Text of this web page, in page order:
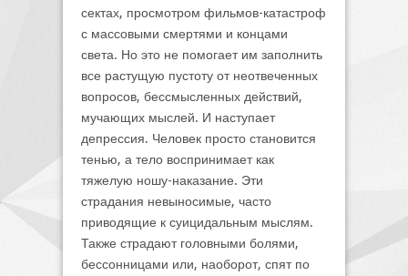
сектах, просмотром фильмов-катастроф
с массовыми смертями и концами
света. Но это не помогает им заполнить
все растущую пустоту от неотвеченных
вопросов, бессмысленных действий,
мучающих мыслей. И наступает
депрессия. Человек просто становится
тенью, а тело воспринимает как
тяжелую ношу-наказание. Эти
страдания невыносимые, часто
приводящие к суицидальным мыслям.
Также страдают головными болями,
бессонницами или, наоборот, спят по